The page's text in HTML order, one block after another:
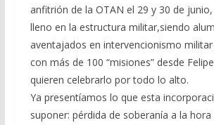
anfitrión de la OTAN el 29 y 30 de
lleno en la estructura militar,siendo
aventajados en intervencionismo
con más de 100 “misiones” desde
quieren celebrarlo por todo lo alto.
Ya presentíamos lo que esta
suponer: pérdida de soberanía a la